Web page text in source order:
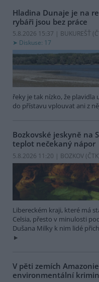
Hladina Dunaje je na
rybáři jsou bez práce
5.8.2026 15:37 | BUKUREŠŤ (
Diskuse: 17
řeky je tak nízko, že
do přístavu vplouvat ani z
Bozkovské jeskyně na
teplot nečekaný nápor
5.8.2026 11:20 | BOZKOV (ČTK
Libereckém kraji, které má
Celsia, přesto v minulosti
Dušana Milky k nim lidé
V pěti zemích
environmentální